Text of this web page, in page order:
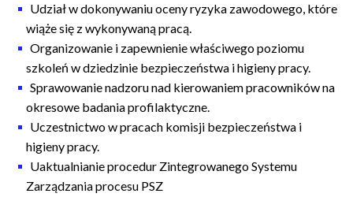
Udział w dokonywaniu oceny ryzyka zawodowego, które
wiąże się z wykonywaną pracą.
Organizowanie i zapewnienie właściwego poziomu
szkoleń w dziedzinie bezpieczeństwa i higieny pracy.
Sprawowanie nadzoru nad kierowaniem pracowników na
okresowe badania profilaktyczne.
Uczestnictwo w pracach komisji bezpieczeństwa i
higieny pracy.
Uaktualnianie procedur Zintegrowanego Systemu
Zarządzania procesu PSZ